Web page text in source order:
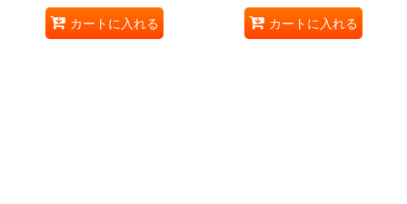
カートに入れる カートに入れる